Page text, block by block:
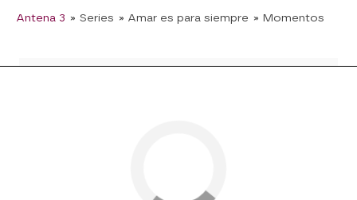
Antena 3 » Series » Amar es para siempre » Momentos